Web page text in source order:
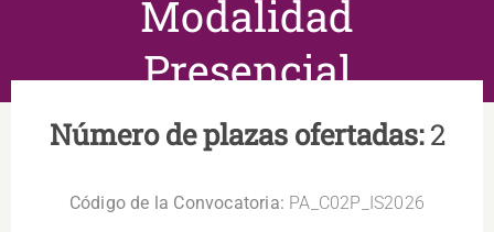
Modalidad
Presencial
Número de plazas ofertadas:2
Código de la Convocatoria: PA_C02P_IS2026